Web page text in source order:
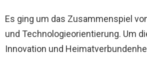
Es ging um das Zusammenspiel
und Technologieorientierung. Um
Innovation und